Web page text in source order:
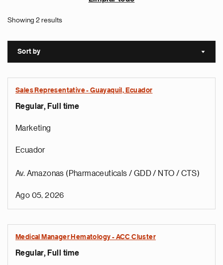
Showing 2 results
Sort by Sort
Sales Representative - Guayaquil, Ecuador
Regular, Full time
Marketing
Ecuador
Av. Amazonas (Pharmaceuticals / GDD / NTO / CTS)
Ago 05, 2026
Medical Manager Hematology - ACC Cluster
Regular, Full time